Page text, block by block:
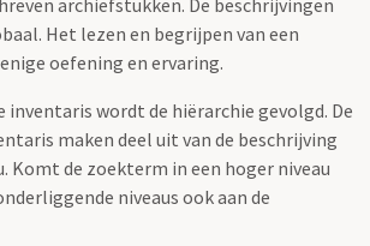
Het lezen en begrijpen van een
oefening en ervaring.
inventaris wordt de hiërarchie gevolgd. De
maken deel uit van de beschrijving
Komt de zoekterm in een hoger niveau
niveaus ook aan de